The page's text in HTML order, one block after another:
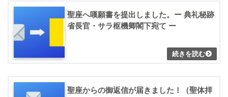
聖座へ嘆願書を提出しました。ー 典礼秘跡
省長官・サラ枢機卿閣下宛て ー
聖座からの御返信が届きました！（聖体拝